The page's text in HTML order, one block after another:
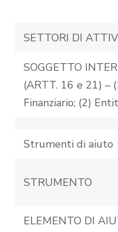
SETTORI DI
SOGGETTO
(ARTT. 16 e 21) –
Finanziario; (2)
Strumenti di aiuto
STRUMENTO
ELEMENTO DI